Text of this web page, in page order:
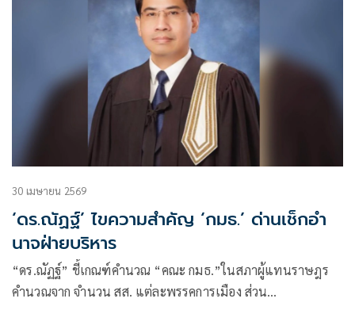
สอบความชอบด้วยกฎหมายของ พรก.ดังกล่าว
30 เมษายน 2569
‘ดร.ณัฏฐ์’ ไขความสำคัญ ‘กมธ.’ ด่านเช็กอำ
นาจฝ่ายบริหาร
“ดร.ณัฏฐ์” ชี้เกณฑ์คำนวณ “คณะ กมธ.”ในสภาผู้แทนราษฎร
คำนวณจาก จำนวน สส. แต่ละพรรคการเมือง ส่วน